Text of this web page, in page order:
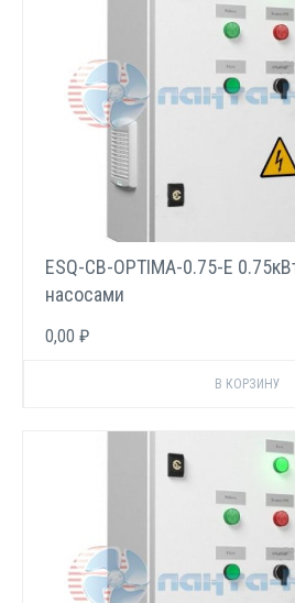
ESQ-CB-OPTIMA-0.75-E
насосами
0,00 ₽